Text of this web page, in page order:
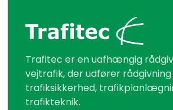
Trafitec er en uafhængig
vejtrafik, der udfører
trafiksikkerhed,
trafikteknik.